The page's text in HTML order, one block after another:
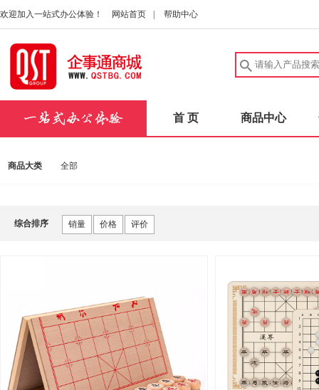
欢迎加入一站式办公体验！ 网站首页 帮助中心
首 页 商品中心
商品大类 全部
综合排序 销量 价格 评价